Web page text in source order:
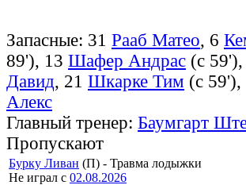
Запасные: 31 Рааб Матео, 6
89'), 13 Шафер Андрас (с
Давид, 21 Шкарке Тим (с 59'),
Алекс
Главный тренер: Баумгарт
Пропускают
Бурку Ливан (П) - Травма лодыжки
Не играл с 02.08.2026